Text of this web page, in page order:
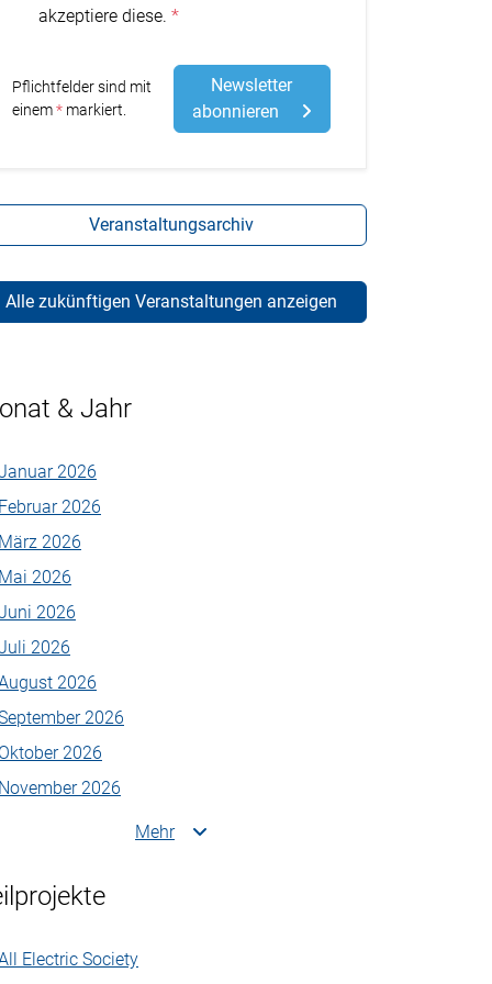
akzeptiere diese.
Pflichtfelder sind mit
einem
Stern
markiert.
Newsletter
abonnieren
Veranstaltungsarchiv
Alle zukünftigen Veranstaltungen anzeigen
& Jahr
2026
2026
2026
2026
2026
2026
2026
2026
2026
2026
Mehr
Electric Society